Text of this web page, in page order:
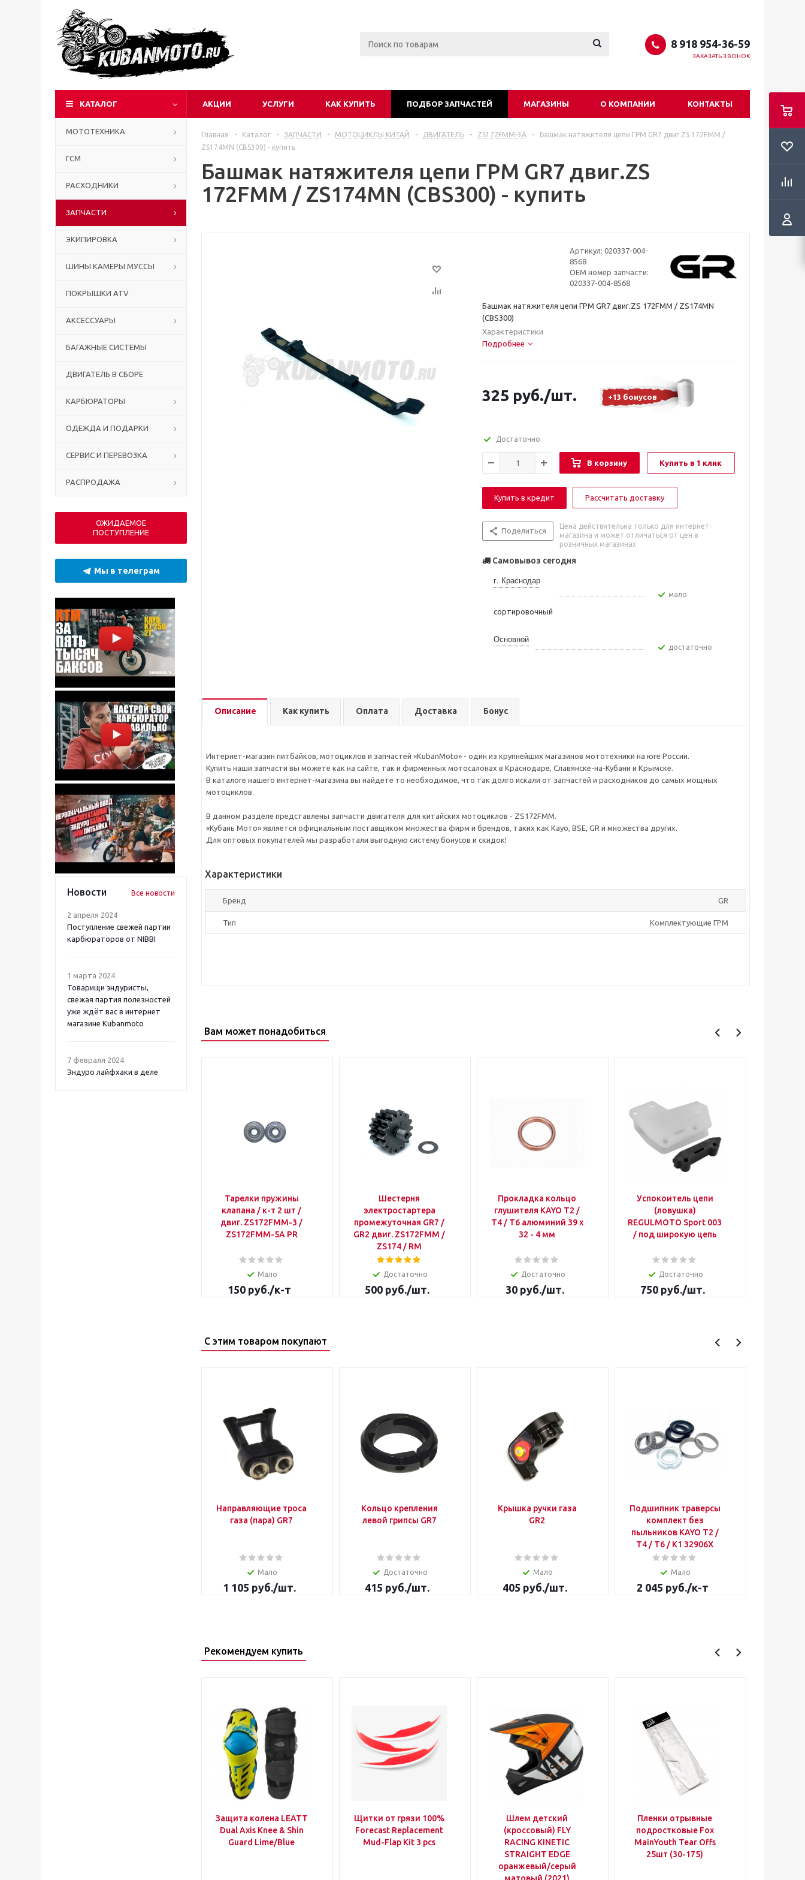
8 918 954-36-59
ЗАКАЗАТЬ ЗВОНОК
КАТАЛОГ АКЦИИ УСЛУГИ КАК КУПИТЬ ПОДБОР ЗАПЧАСТЕЙ МАГАЗИНЫ О КОМПАНИИ КОНТАКТЫ
МОТОТЕХНИКА
ГСМ
РАСХОДНИКИ
ЗАПЧАСТИ
ЭКИПИРОВКА
ШИНЫ КАМЕРЫ МУССЫ
ПОКРЫШКИ ATV
АКСЕССУАРЫ
БАГАЖНЫЕ СИСТЕМЫ
ДВИГАТЕЛЬ В СБОРЕ
КАРБЮРАТОРЫ
ОДЕЖДА И ПОДАРКИ
СЕРВИС И ПЕРЕВОЗКА
РАСПРОДАЖА
ОЖИДАЕМОЕ
ПОСТУПЛЕНИЕ
Мы в телеграм
Новости Все новости
2 апреля 2024
Поступление свежей партии
карбюраторов от NIBBI
1 марта 2024
Товарищи эндуристы,
свежая партия полезностей
уже ждёт вас в интернет
магазине Kubanmoto
7 февраля 2024
Эндуро лайфхаки в деле
Главная - Каталог - ЗАПЧАСТИ - МОТОЦИКЛЫ КИТАЙ - ДВИГАТЕЛЬ - ZS172FMM-3A -
Башмак натяжителя цепи ГРМ GR7 двиг.ZS 172FMM /
ZS174MN (CBS300) - купить
Башмак натяжителя цепи ГРМ GR7 двиг.ZS
172FMM / ZS174MN (CBS300) - купить
Артикул: 020337-004-
8568
OEM номер запчасти:
020337-004-8568
Башмак натяжителя цепи ГРМ GR7 двиг.ZS 172FMM / ZS174MN
(CBS300)
Характеристики
Подробнее
325 руб./шт. +13 бонусов
Достаточно
В корзину Купить в 1 клик
Купить в кредит Рассчитать доставку
Поделиться
Цена действительна только для интернет-
магазина и может отличаться от цен в
розничных магазинах
Самовывоз сегодня
г. Краснодар
сортировочный
Мало
Основной
Достаточно
Описание Как купить Оплата Доставка Бонус
Интернет-магазин питбайков, мотоциклов и запчастей «KubanMoto» - один из крупнейших магазинов мототехники на юге России.
Купить наши запчасти вы можете как на сайте, так и фирменных мотосалонах в Краснодаре, Славянске-на-Кубани и Крымске.
В каталоге нашего интернет-магазина вы найдете то необходимое, что так долго искали от запчастей и расходников до самых мощных
мотоциклов.
В данном разделе представлены запчасти двигателя для китайских мотоциклов - ZS172FMM.
«Кубань Мото» является официальным поставщиком множества фирм и брендов, таких как Kayo, BSE, GR и множества других.
Для оптовых покупателей мы разработали выгодную систему бонусов и скидок!
Характеристики
Бренд GR
Тип Комплектующие ГРМ
Вам может понадобиться
Тарелки пружины
клапана / к-т 2 шт /
двиг. ZS172FMM-3 /
ZS172FMM-5A PR
Мало
150 руб./к-т
Шестерня
электростартера
промежуточная GR7 /
GR2 двиг. ZS172FMM /
ZS174 / RM
Достаточно
500 руб./шт.
Прокладка кольцо
глушителя KAYO T2 /
T4 / T6 алюминий 39 х
32 - 4 мм
Достаточно
30 руб./шт.
Успокоитель цепи
(ловушка)
REGULMOTO Sport 003
/ под широкую цепь
Достаточно
750 руб./шт.
С этим товаром покупают
Направляющие троса
газа (пара) GR7
Мало
1 105 руб./шт.
Кольцо крепления
левой грипсы GR7
Достаточно
415 руб./шт.
Крышка ручки газа
GR2
Мало
405 руб./шт.
Подшипник траверсы
комплект без
пыльников KAYO Т2 /
Т4 / Т6 / К1 32906X
Мало
2 045 руб./к-т
Рекомендуем купить
Защита колена LEATT
Dual Axis Knee & Shin
Guard Lime/Blue
Щитки от грязи 100%
Forecast Replacement
Mud-Flap Kit 3 pcs
Шлем детский
(кроссовый) FLY
RACING KINETIC
STRAIGHT EDGE
оранжевый/серый
Пленки отрывные
подростковые Fox
MainYouth Tear Offs
25шт (30-175)